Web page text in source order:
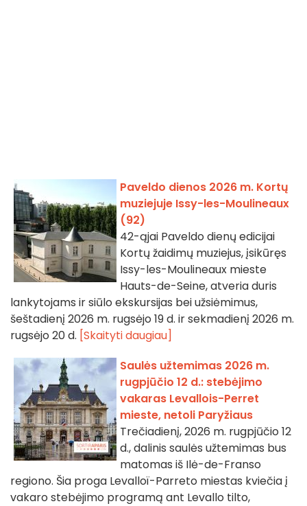
Paveldo dienos 2026 m. Kortų
muziejuje Issy-les-Moulineaux
(92)
42-ąjai Paveldo dienų edicijai
Kortų žaidimų muziejus, įsikūręs
Issy-les-Moulineaux mieste
Hauts-de-Seine, atveria duris
lankytojams ir siūlo ekskursijas bei užsiėmimus,
šeštadienį 2026 m. rugsėjo 19 d. ir sekmadienį 2026 m.
rugsėjo 20 d. [Skaityti daugiau]
Saulės užtemimas 2026 m.
rugpjūčio 12 d.: stebėjimo
vakaras Levallois-Perret
mieste, netoli Paryžiaus
Trečiadienį, 2026 m. rugpjūčio 12
d., dalinis saulės užtemimas bus
matomas iš Ilė-de-Franso
regiono. Šia proga Levalloï-Parreto miestas kviečia į
vakaro stebėjimo programą ant Levallo tilto,